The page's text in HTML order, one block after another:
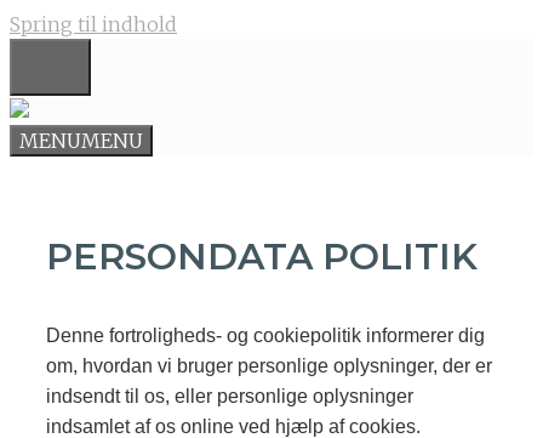
Spring til indhold
MENUMENU
PERSONDATA POLITIK
Denne fortroligheds- og cookiepolitik informerer dig
om, hvordan vi bruger personlige oplysninger, der er
indsendt til os, eller personlige oplysninger
indsamlet af os online ved hjælp af cookies.